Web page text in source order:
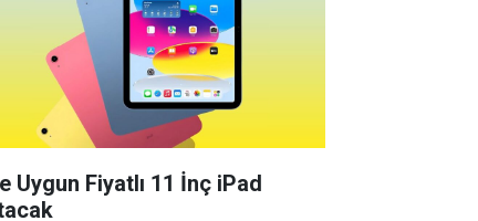
Uygun Fiyatlı 11 İnç iPad